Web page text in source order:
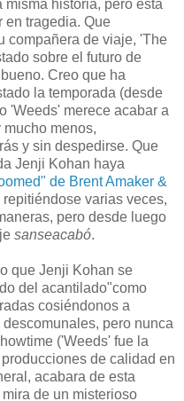
misma historia, pero esta
en tragedia. Que
compañera de viaje, 'The
sobre el futuro de
Creo que ha
la temporada (desde
'Weeds' merece acabar a
mucho menos,
y sin despedirse. Que
Jenji Kohan haya
de Brent Amaker &
varias veces,
pero desde luego
sanseacabó.
que Jenji Kohan se
del acantilado"como
cosiéndonos a
pero nunca
('Weeds' fue la
de calidad en
acabara de esta
de un misterioso